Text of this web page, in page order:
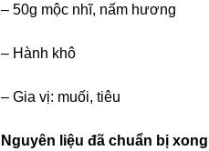
– 50g mộc nhĩ, nấm hương
– Hành khô
– Gia vị: muối, tiêu
Nguyên liệu đã chuẩn bị